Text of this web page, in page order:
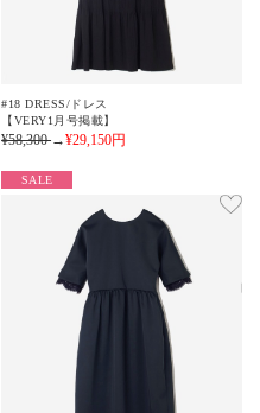
#18 DRESS/ドレス
【VERY1月号掲載】
¥58,300→¥29,150円
SALE